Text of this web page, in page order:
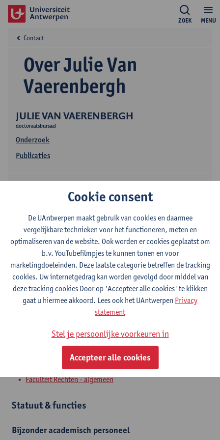
MENU
ZOEK
JULIE VAN VAERENBERGH
doctoraatsbursaal
Onderzoek
Publicaties
Over Julie Van
Vaerenbergh
Contact
Contact
Stadscampus
Toon e-mailadres
Venusstraat 23
Faculteit Rechten - algemeen
Statuut & functies
Bijzonder academisch personeel
Cookie consent
De UAntwerpen maakt gebruik van cookies en daarmee
vergelijkbare technieken voor het functioneren, meten en
optimaliseren van de website. Ook worden er cookies geplaatst om
b.v. YouTubefilmpjes te kunnen tonen en voor
marketingdoeleinden. Deze laatste categorie betreffen de tracking
cookies. Uw internetgedrag kan worden gevolgd door middel van
deze tracking cookies Door op 'Accepteer alle cookies' te klikken
gaat u hiermee akkoord. Lees ook het UAntwerpen Privacy
statement
Stel je persoonlijke voorkeuren in
Accepteer alle cookies